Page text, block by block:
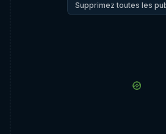
Supprimez toutes les